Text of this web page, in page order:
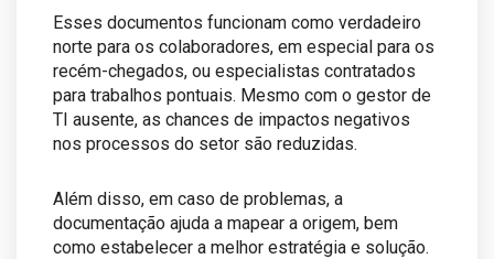
Esses documentos funcionam como verdadeiro
norte para os colaboradores, em especial para os
recém-chegados, ou especialistas contratados
para trabalhos pontuais. Mesmo com o gestor de
TI ausente, as chances de impactos negativos
nos processos do setor são reduzidas.
Além disso, em caso de problemas, a
documentação ajuda a mapear a origem, bem
como estabelecer a melhor estratégia e solução.